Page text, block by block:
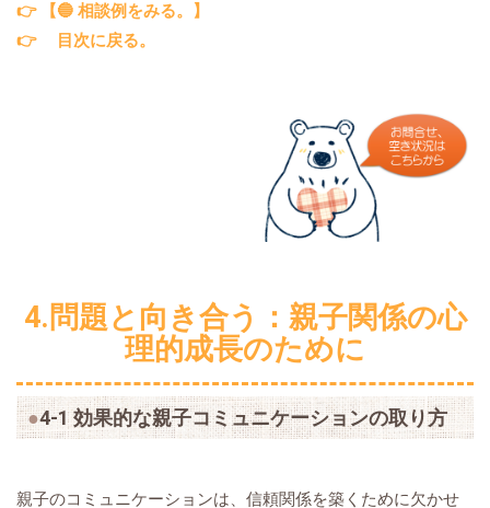
👉 【🔵 相談例をみる。】
👉
目次に戻る。
4.問題と向き合う：親子関係の心
理的成長のために
4-1 効果的な親子コミュニケーションの取り方
親子のコミュニケーションは、信頼関係を築くために欠かせ